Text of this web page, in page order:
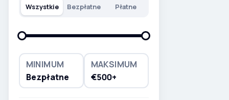
Wszystkie Bezpłatne Płatne
MINIMUM
Bezpłatne
MAKSIMUM
€500+